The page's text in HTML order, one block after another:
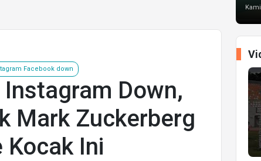
Facebook down
Down,
Mark Zuckerberg
Kocak Ini